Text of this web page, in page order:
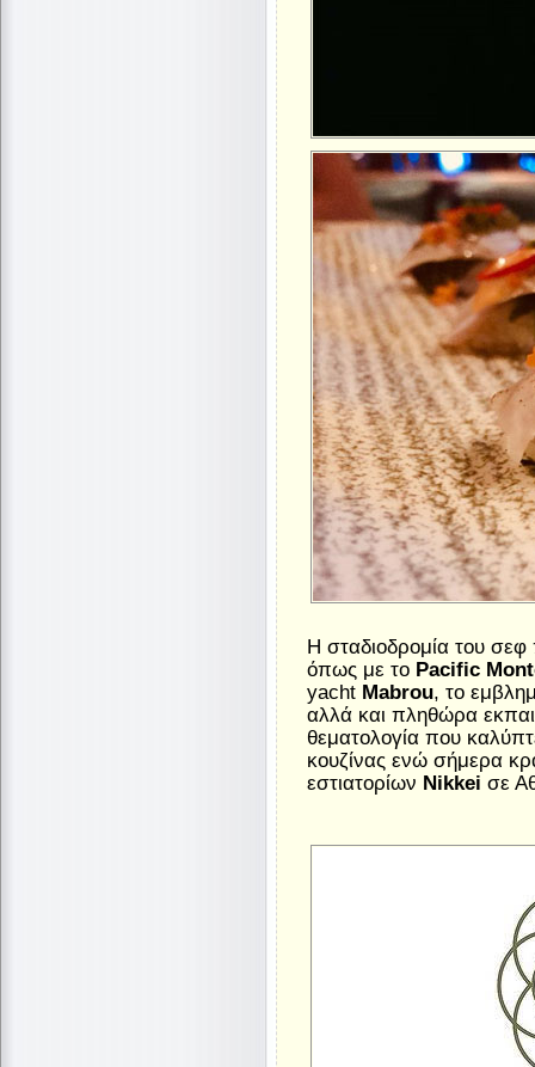
Η σταδιοδρομία του σεφ
όπως με το Pacific
yacht Mabrou, το
αλλά και πληθώρα
θεματολογία που
κουζίνας ενώ σήμερα
εστιατορίων Nikkei σε